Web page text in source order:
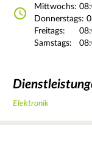
Mittwochs:
Donnerstags:
Freitags:
Samstags:
Elektronik